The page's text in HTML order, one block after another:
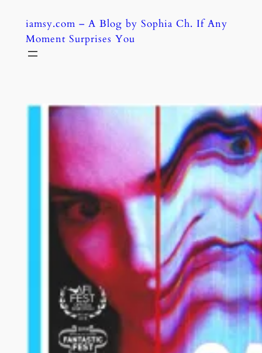
content
iamsy.com – A Blog by Sophia Ch. If Any
Moment Surprises You